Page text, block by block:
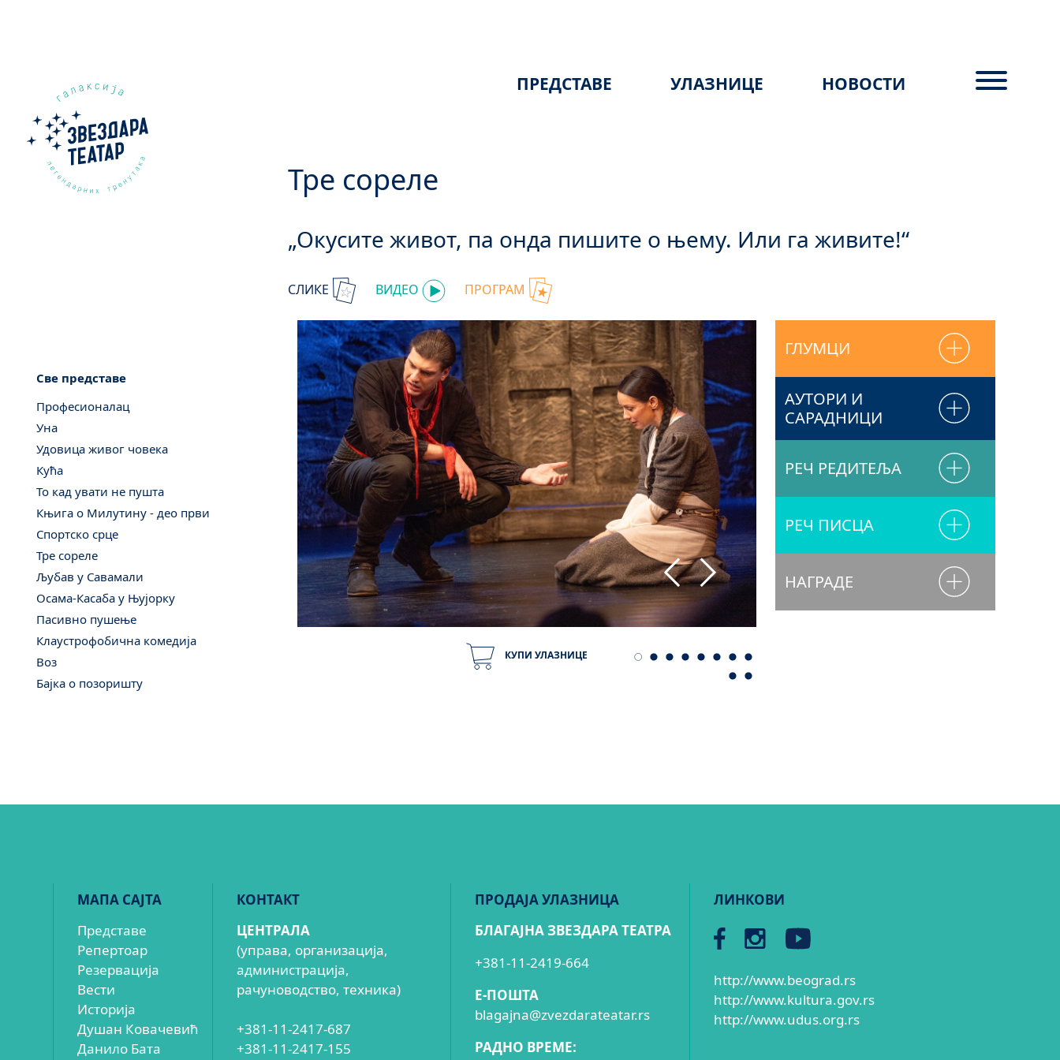
ПРЕДСТАВЕ УЛАЗНИЦЕ НОВОСТИ
Све представе
Професионалац
Уна
Удовица живог човека
Кућа
То кад увати не пушта
Књига о Милутину - део први
Спортско срце
Тре сореле
Љубав у Савамали
Осама-Касаба у Њујорку
Пасивно пушење
Клаустрофобична комедија
Воз
Бајка о позоришту
Тре сореле
„Окусите живот, па онда пишите о њему. Или га живите!“
СЛИКЕ ВИДЕО ПРОГРАМ
КУПИ УЛАЗНИЦЕ
ГЛУМЦИ
АУТОРИ И
САРАДНИЦИ
РЕЧ РЕДИТЕЉА
РЕЧ ПИСЦА
НАГРАДЕ
МАПА САЈТА
Представе
Репертоар
Резервација
Вести
Историја
Душан Ковачевић
Данило Бата
КОНТАКТ
ЦЕНТРАЛА
(управа, организација,
администрација,
рачуноводство, техника)
+381-11-2417-687
+381-11-2417-155
ПРОДАЈА УЛАЗНИЦА
БЛАГАЈНА ЗВЕЗДАРА ТЕАТРА
+381-11-2419-664
E-ПОШТА
blagajna@zvezdarateatar.rs
РАДНО ВРЕМЕ:
ЛИНКОВИ
http://www.beograd.rs
http://www.kultura.gov.rs
http://www.udus.org.rs